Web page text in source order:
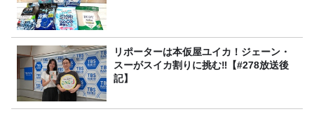
リポーターは本仮屋ユイカ！ジェーン・
スーがスイカ割りに挑む‼【#278放送後
記】